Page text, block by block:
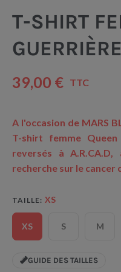
T-SHIRT
39,00 € TTC
A l'occasion de MARS
T-shirt femme
reversés à
recherche sur le cancer
TAILLE XS
XS S M
GUIDE DES TAILLES